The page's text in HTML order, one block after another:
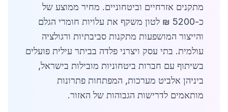
מתקנים אזרחיים וביטחוניים. מחיר ממוצע של
כ-5200 ₪ לטון משקף את עלויות חומרי הגלם
והייצור המושפעות מתקנות סביבתיות ורגולציה
עולמית. בתי עסק ויצרני פלדה בביתר עילית פועלים
בשיתוף עם חברות ביטחוניות מובילות בישראל,
ביניהן אלביט מערכות, המפתחות פתרונות
מותאמים לדרישות הגבוהות של האזור.